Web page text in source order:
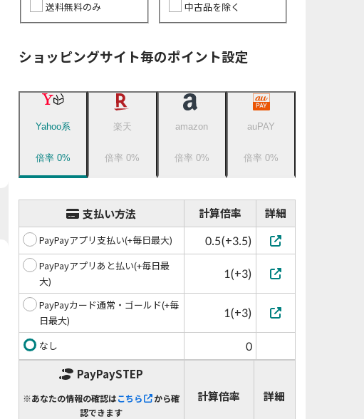
送料無料のみ 中古品を除く
ショッピングサイト毎のポイント設定
Yahoo系
倍率0%
楽天
倍率0%
amazon
倍率 0%
auPAY
倍率0%
支払い方法 計算倍率 詳細
PayPayアプリ支払い(+毎日最大) 0.5(+3.5)
PayPayアプリあと払い(+毎日最
大)
1(+3)
PayPayカード通常・ゴールド(+毎
日最大)
1(+3)
なし 0
PayPaySTEP
※あなたの情報の確認はこちら
から確
認できます
計算倍率 詳細